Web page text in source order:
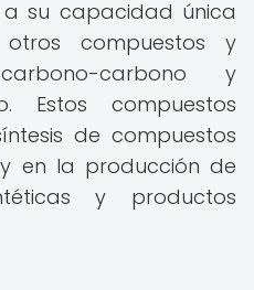
su capacidad única
compuestos y
carbono y
Estos compuestos
de compuestos
en la producción de
y productos